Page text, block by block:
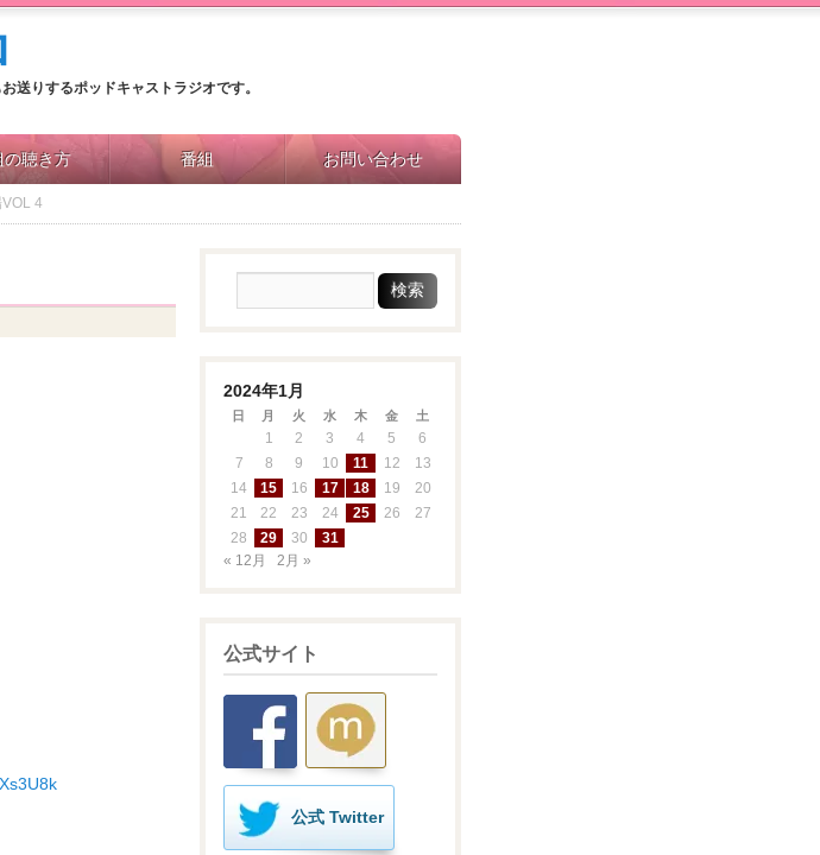
送りするポッドキャストラジオです。
の聴き方 番組 お問い合わせ
4
2024年1月
日 月 火 水 木 金 土
1 2 3 4 5
6
7
8 9 10 11 12
13
14
15 16 17 18 19
20
21
22 23 24 25 26
27
28
29 30
31
« 12月
2月 »
公式サイト
公式 Twitter